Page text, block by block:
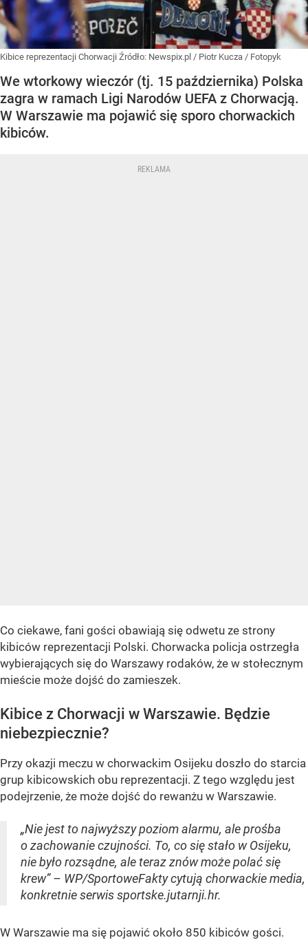
Kibice reprezentacji Chorwacji Źródło: Newspix.pl / Piotr Kucza / Fotopyk
We wtorkowy wieczór (tj. 15 października) Polska
zagra w ramach Ligi Narodów UEFA z Chorwacją.
W Warszawie ma pojawić się sporo chorwackich
kibiców.
Co ciekawe, fani gości obawiają się odwetu ze strony
kibiców reprezentacji Polski. Chorwacka policja ostrzegła
wybierających się do Warszawy rodaków, że w stołecznym
mieście może dojść do zamieszek.
Kibice z Chorwacji w Warszawie. Będzie
niebezpiecznie?
Przy okazji meczu w chorwackim Osijeku doszło do starcia
grup kibicowskich obu reprezentacji. Z tego względu jest
podejrzenie, że może dojść do rewanżu w Warszawie.
„Nie jest to najwyższy poziom alarmu, ale prośba
o zachowanie czujności. To, co się stało w Osijeku,
nie było rozsądne, ale teraz znów może polać się
krew” – WP/SportoweFakty cytują chorwackie media,
konkretnie serwis sportske.jutarnji.hr.
W Warszawie ma się pojawić około 850 kibiców gości.